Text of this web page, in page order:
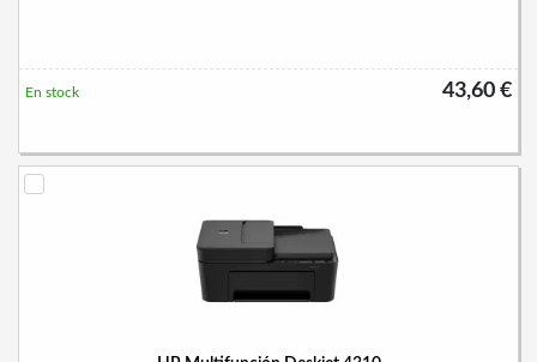
43,60 €
En stock